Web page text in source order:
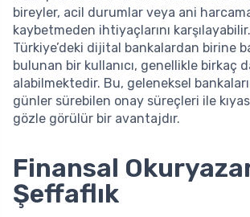
bireyler, acil durumlar veya ani
kaybetmeden ihtiyaçlarını
Türkiye’deki dijital bankalardan birine
bulunan bir kullanıcı, genellikle birkaç
alabilmektedir. Bu, geleneksel
günler sürebilen onay süreçleri ile
gözle görülür bir avantajdır.
Finansal
Şeffaflık